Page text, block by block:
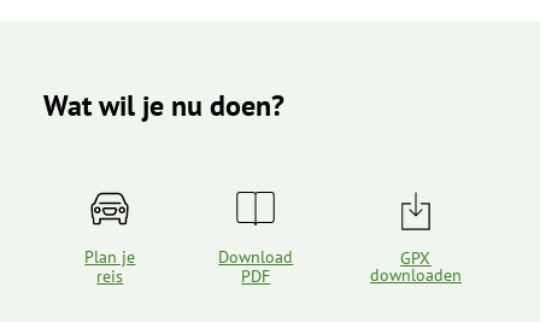
Wat wil je nu doen?
Plan je
reis
Download
PDF
GPX
downloaden